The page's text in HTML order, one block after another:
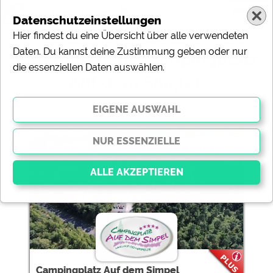
Ergebnisse für 'Campingplatz
1 Campingplätze gefunden:
Campingplatz Auf dem Simpel
Campingplatz Auf dem Simpel
Datenschutzeinstellungen
Hier findest du eine Übersicht über alle verwendeten
Daten. Du kannst deine Zustimmung geben oder nur
die essenziellen Daten auswählen.
Essenziell
Essenzielle Cookies ermöglichen grundlegende
Funktionen und sind für die einwandfreie Funktion der
Website dringend erforderlich. Ohne diese Cookies
werden Teile der Websitenicht funktionieren.